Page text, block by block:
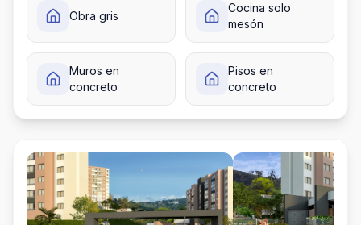
Obra gris
Cocina solo
mesón
Muros en
concreto
Pisos en
concreto